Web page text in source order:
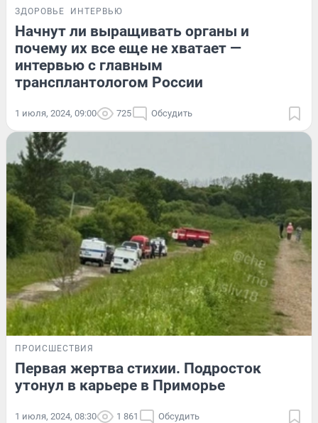
ЗДОРОВЬЕ ИНТЕРВЬЮ
Начнут ли выращивать органы и
почему их все еще не хватает —
интервью с главным
трансплантологом России
1 июля, 2024, 09:00 725 Обсудить
ПРОИСШЕСТВИЯ
Первая жертва стихии. Подросток
утонул в карьере в Приморье
1 июля, 2024, 08:30 1 861 Обсудить